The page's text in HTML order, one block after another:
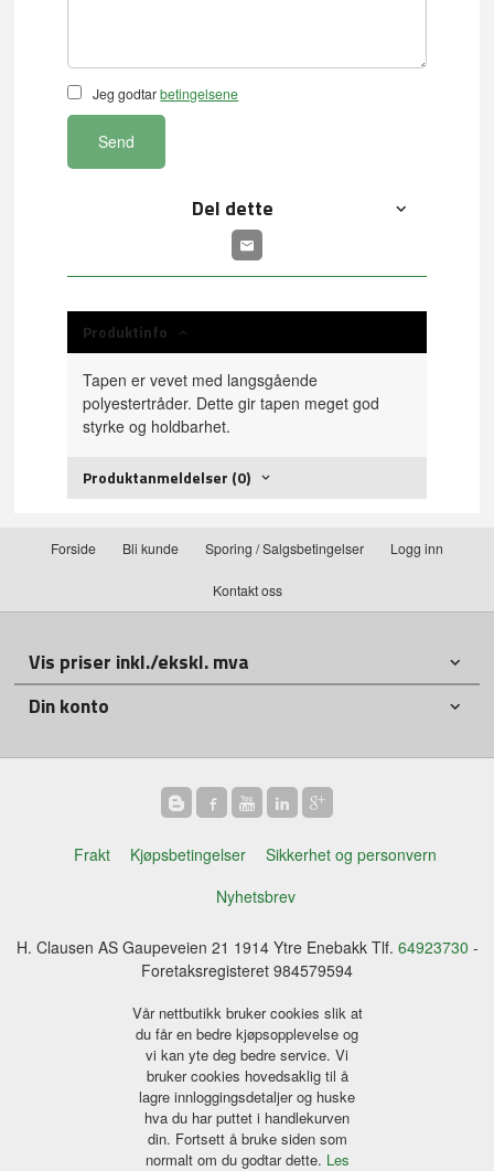
Jeg godtarbetingelsene
Send
Del dette
Produktinfo
Tapen er vevet med langsgående
polyestertråder. Dette gir tapen meget god
styrke og holdbarhet.
Produktanmeldelser (0)
Forside Bli kunde Sporing / Salgsbetingelser Logg inn
Kontakt oss
Vis priser inkl./ekskl. mva
Din konto
Frakt Kjøpsbetingelser
Sikkerhet og personvern
Nyhetsbrev
H. Clausen AS Gaupeveien 21 1914 Ytre Enebakk Tlf. 64923730 -
Foretaksregisteret 984579594
Vår nettbutikk bruker cookies slik at
du får en bedre kjøpsopplevelse og
vi kan yte deg bedre service. Vi
bruker cookies hovedsaklig til å
lagre innloggingsdetaljer og huske
hva du har puttet i handlekurven
din. Fortsett å bruke siden som
normalt om du godtar dette. Les